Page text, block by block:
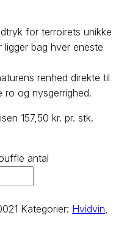
for terroirets unikke
bag hver eneste
renhed direkte til
ro og nysgerrighed.
157,50 kr. pr. stk.
antal
Kategorier: Hvidvin,